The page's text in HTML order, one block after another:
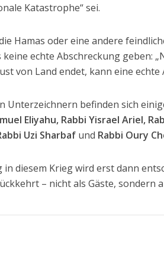
Katastrophe“ sei.
Hamas oder eine andere
keine echte Abschreckung geben:
von Land endet, kann eine
Unterzeichnern befinden sich
Eliyahu, Rabbi Yisrael Ariel,
Uzi Sharbaf und Rabbi Oury
in diesem Krieg wird erst dann
– nicht als Gäste, sondern